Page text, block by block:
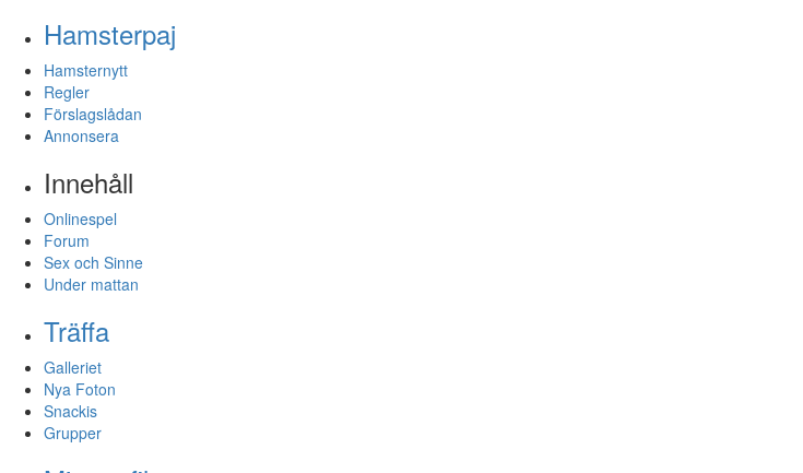
Hamsterpaj
Hamsternytt
Regler
Förslagslådan
Annonsera
Innehåll
Onlinespel
Forum
Sex och Sinne
Under mattan
Träffa
Galleriet
Nya Foton
Snackis
Grupper